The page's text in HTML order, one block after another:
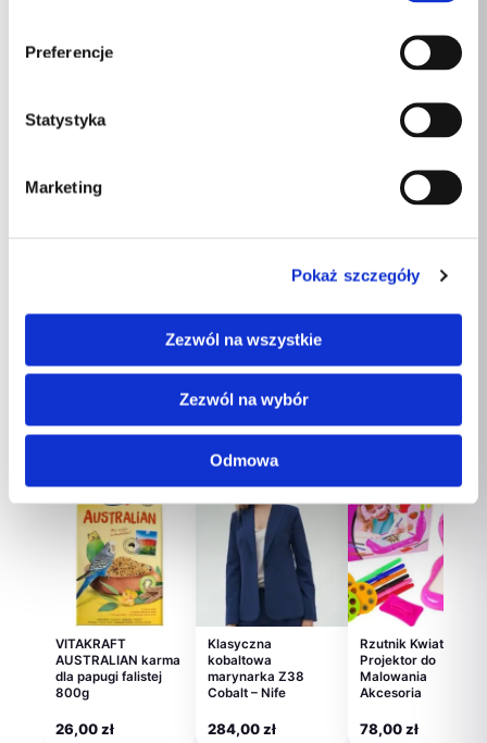
Preferencje
Statystyka
Marketing
Pokaż szczegóły
Zezwól na wszystkie
Zezwól na wybór
Odmowa
Podobne produkty
z 10 zębami dla
dla szczeniąt i
kociąt 250ml
Polecane dla Ciebie
VITAKRAFT
AUSTRALIAN karma
dla papugi falistej
800g
26,00zł
Klasyczna
kobaltowa
marynarka Z38
Cobalt – Nife
284,00zł
Rzutnik Kwiatek
Projektor do
Malowania
Akcesoria
78,00zł